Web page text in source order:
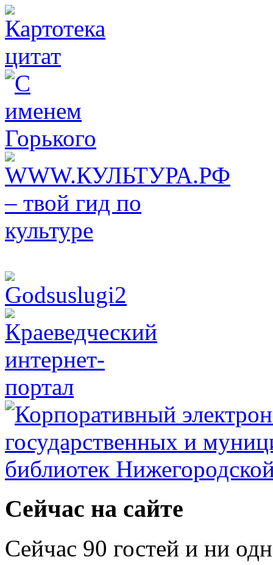
Сейчас на сайте
Сейчас 90 гостей и ни